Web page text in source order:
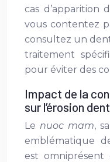
cas d’apparition
vous contentez
consultez un
traitement
pour éviter des
Impact de la
sur l’érosion
Le nuoc mam,
emblématique
est omniprésent